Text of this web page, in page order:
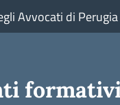
Avvocati di Perugia